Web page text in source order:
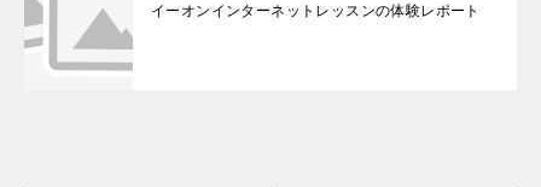
イーオンインターネットレッスンの体験レポート